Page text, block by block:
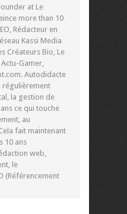
at Le
more than 10
Rédacteur en
Kassi Media
Créateurs Bio, Le
Gamer,
Autodidacte
régulièrement
la gestion de
ce qui touche
au
fait maintenant
10 ans
web,
le
(Référencement